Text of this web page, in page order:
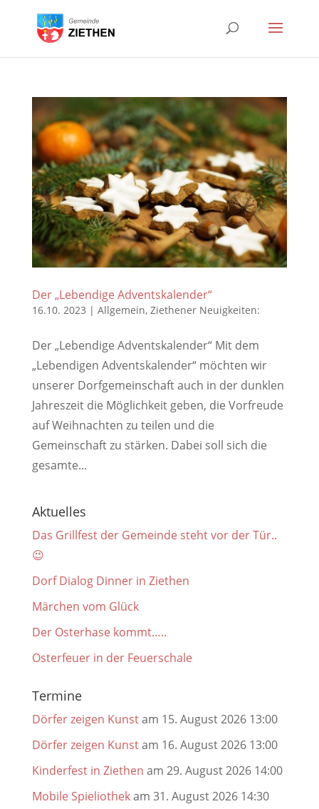
Der „Lebendige Adventskalender“
16.10. 2023 | Allgemein, Ziethener Neuigkeiten:
Der „Lebendige Adventskalender“ Mit dem
„Lebendigen Adventskalender“ möchten wir
unserer Dorfgemeinschaft auch in der dunklen
Jahreszeit die Möglichkeit geben, die Vorfreude
auf Weihnachten zu teilen und die
Gemeinschaft zu stärken. Dabei soll sich die
gesamte...
Aktuelles
Das Grillfest der Gemeinde steht vor der Tür..
😉
Dorf Dialog Dinner in Ziethen
Märchen vom Glück
Der Osterhase kommt…..
Osterfeuer in der Feuerschale
Termine
Dörfer zeigen Kunstam 15. August 2026 13:00
Dörfer zeigen Kunstam 16. August 2026 13:00
Kinderfest in Ziethen am 29. August 2026 14:00
Mobile Spieliothekam 31. August 2026 14:30